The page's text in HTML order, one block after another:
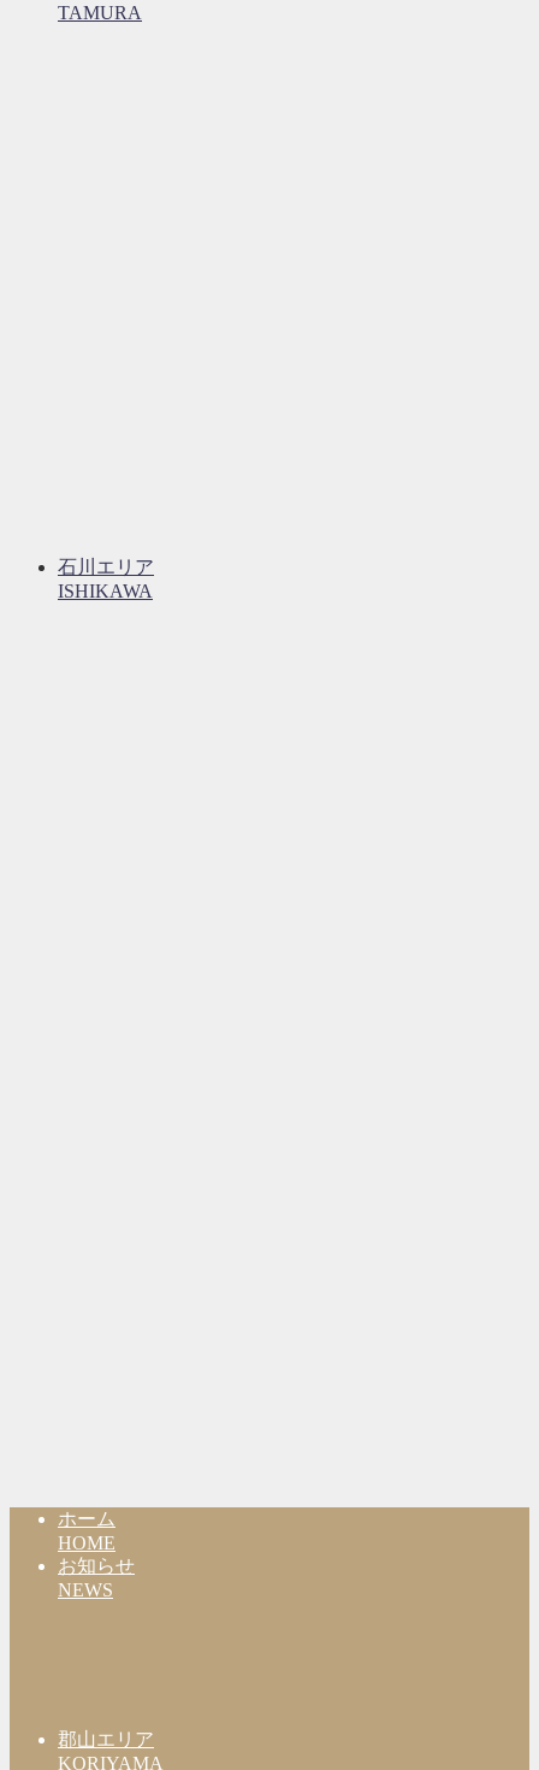
TAMURA
石川エリア
ISHIKAWA
ホーム
HOME
お知らせ
NEWS
郡山エリア
KORIYAMA